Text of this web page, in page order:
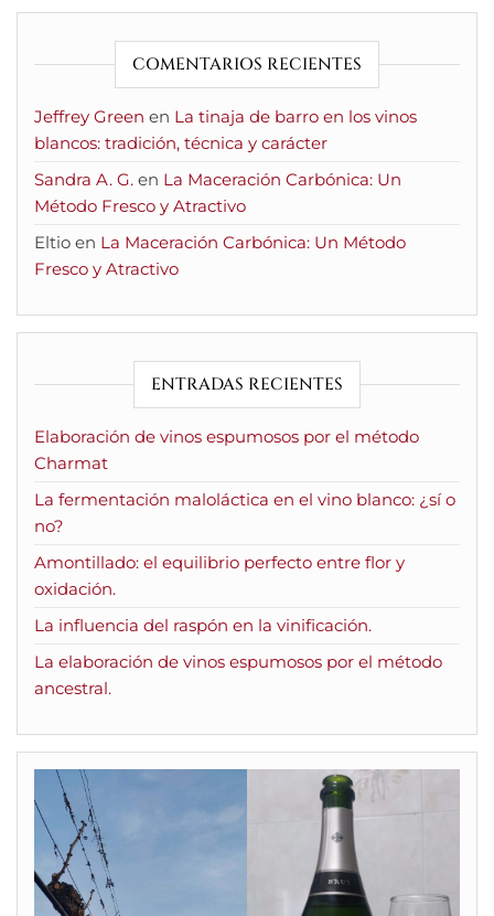
COMENTARIOS RECIENTES
Jeffrey Green en La tinaja de barro en los vinos
blancos: tradición, técnica y carácter
Sandra A. G. en La Maceración Carbónica: Un
Método Fresco y Atractivo
Eltio en La Maceración Carbónica: Un Método
Fresco y Atractivo
ENTRADAS RECIENTES
Elaboración de vinos espumosos por el método
Charmat
La fermentación maloláctica en el vino blanco: ¿sí o
no?
Amontillado: el equilibrio perfecto entre flor y
oxidación.
La influencia del raspón en la vinificación.
La elaboración de vinos espumosos por el método
ancestral.